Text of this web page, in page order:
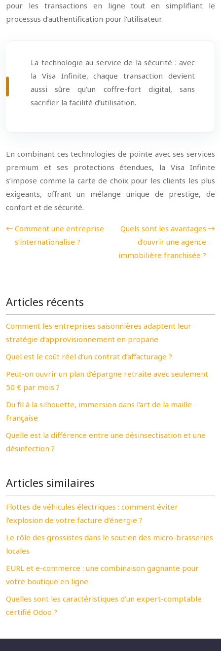
pour les transactions en ligne tout en simplifiant le
processus d’authentification pour l’utilisateur.
La technologie au service de la sécurité : avec
la Visa Infinite, chaque transaction devient
aussi sûre qu’un coffre-fort digital, sans
sacrifier la facilité d’utilisation.
En combinant ces technologies de pointe avec ses services
premium et ses protections étendues, la Visa Infinite
s’impose comme la carte de choix pour les clients les plus
exigeants, offrant un mélange unique de prestige, de
confort et de sécurité.
Comment une entreprise
s’internationalise ?
Quels sont les avantages
d’ouvrir une agence
immobilière franchisée ?
Articles récents
Comment les entreprises saisonnières adaptent leur
stratégie d’approvisionnement en propane
Quel est le coût réel d’un contrat d’affacturage ?
Peut-on ouvrir un plan d’épargne retraite avec seulement
50 € par mois ?
Du fil à la silhouette, immersion dans l’art de la maille
française
Quelle est la différence entre une désinsectisation et une
désinfection ?
Articles similaires
Flottes de véhicules électriques : comment éviter
l’explosion de votre facture d’énergie ?
Le rôle des grossistes dans le soutien des micro-brasseries
locales
EURL et e-commerce : une combinaison gagnante pour
votre boutique en ligne
Quelles sont les caractéristiques d’un expert-comptable
certifié Odoo ?